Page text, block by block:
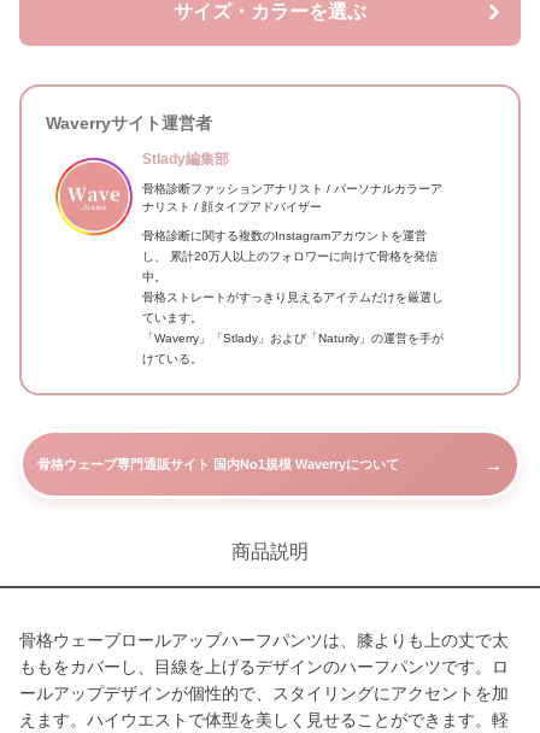
サイズ・カラーを選ぶ
Waverryサイト運営者
Stlady編集部
骨格診断ファッションアナリスト / パーソナルカラーア
ナリスト / 顔タイプアドバイザー
骨格診断に関する複数のInstagramアカウントを運営
し、 累計20万人以上のフォロワーに向けて骨格を発信
中。
骨格ストレートがすっきり見えるアイテムだけを厳選し
ています。
「Waverry」「Stlady」および「Naturily」の運営を手が
けている。
骨格ウェーブ専門通販サイト 国内No1規模 Waverryについて →
商品説明
骨格ウェーブロールアップハーフパンツは、膝よりも上の丈で太
ももをカバーし、目線を上げるデザインのハーフパンツです。ロ
ールアップデザインが個性的で、スタイリングにアクセントを加
えます。ハイウエストで体型を美しく見せることができます。軽